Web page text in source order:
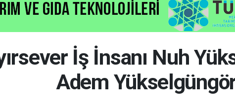
İş İnsanı Nuh
Adem